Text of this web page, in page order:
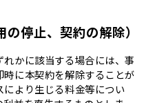
停止、契約の解除）
かに該当する場合には、事
に本契約を解除することが
より生じる料金等につい